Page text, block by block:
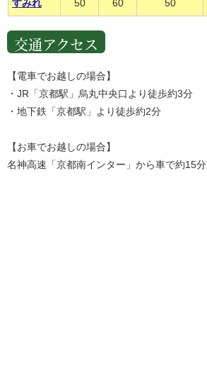
すみれ 50 60 50
交通アクセス
【電車でお越しの場合】
・JR「京都駅」烏丸中央口より徒歩約3分
・地下鉄「京都駅」より徒歩約2分
【お車でお越しの場合】
名神高速「京都南インター」から車で約15分